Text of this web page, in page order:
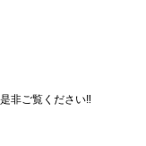
非ご覧ください‼︎